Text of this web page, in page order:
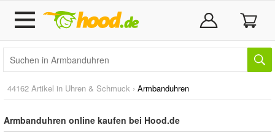
44162 Artikel in Uhren & Schmuck › Armbanduhren
Armbanduhren online kaufen bei Hood.de